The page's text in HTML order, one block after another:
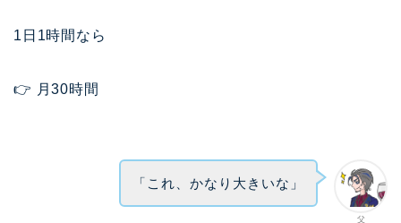
1日1時間なら
👉 月30時間
父
「これ、かなり大きいな」